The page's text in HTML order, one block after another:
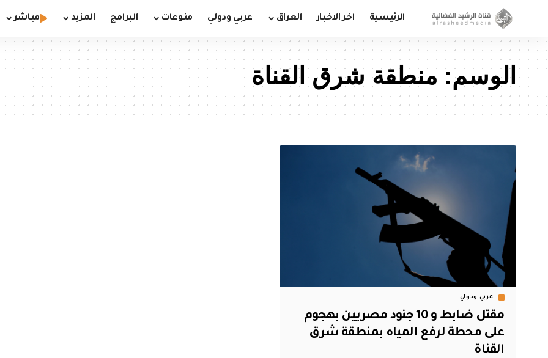
الرئيسية اخر الاخبار العراق عربي ودولي منوعات البرامج المزيد مباشر
الوسم: منطقة شرق القناة
عربي ودولي
مقتل ضابط و 10 جنود مصريين بهجوم
على محطة لرفع المياه بمنطقة شرق
القناة